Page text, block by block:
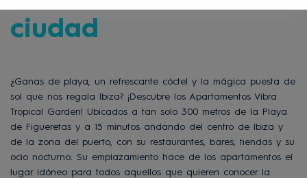
ciudad
¿Ganas de playa, un refrescante cóctel y la mágica puesta de
sol que nos regala Ibiza? ¡Descubre los Apartamentos Vibra
Tropical Garden! Ubicados a tan solo 300 metros de la Playa
de Figueretas y a 15 minutos andando del centro de Ibiza y
de la zona del puerto, con su restaurantes, bares, tiendas y su
ocio nocturno. Su emplazamiento hace de los apartamentos el
lugar idóneo para todos aquellos que quieren conocer la